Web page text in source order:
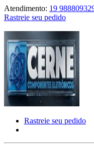
Atendimento: 19
Rastreie seu pedido
Rastreie seu pedido